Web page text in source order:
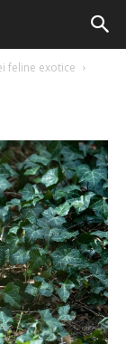
feline exotice